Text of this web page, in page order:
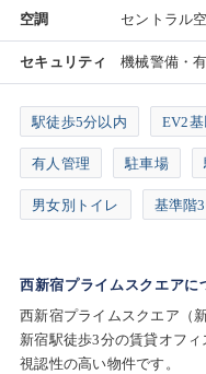
空調 セントラル
セキュリティ 機械警備・
駅徒歩5分以内 EV2
有人管理 駐車場
男女別トイレ 基準階
西新宿プライムスクエアに
西新宿プライムスクエア（
新宿駅徒歩3分の賃貸オフ
視認性の高い物件です。